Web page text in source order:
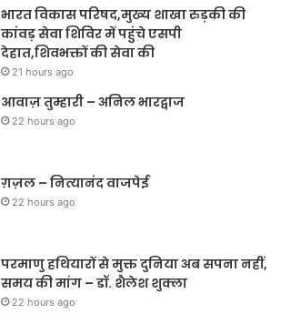
भारत विकास परिषद,मुख्य शाखा रुड़की की
कांवड़ सेवा शिविर में पहुंचे एसपी
देहात,शिवभक्तों की सेवा की
21 hours ago
आवाज़ तुम्हारी – अनिल भारद्वाज
22 hours ago
ग़ज़ल – नित्यानंद वाजपेई
22 hours ago
परमाणु हथियारों से मुक्त दुनिया अब सपना नहीं,
समय की मांग – डॉ. शैलेश शुक्ला
22 hours ago